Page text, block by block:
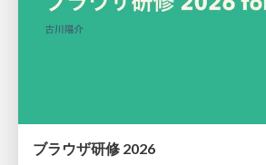
ブラウザ研修 2026